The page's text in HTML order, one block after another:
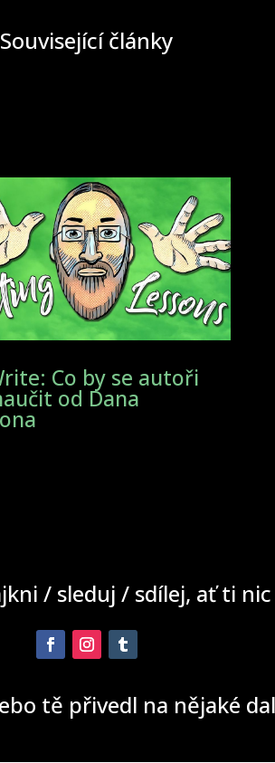
Související články
Co by se autoři
od Dana
/ sleduj / sdílej, ať ti
tě přivedl na nějaké